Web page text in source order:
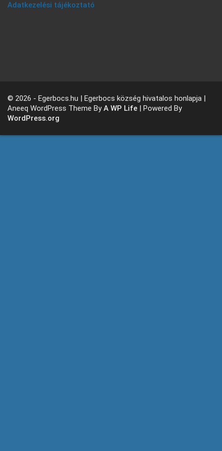
Adatkezelési tájékoztató
© 2026 - Egerbocs.hu | Egerbocs község hivatalos honlapja |
Aneeq WordPress Theme ByA WP Life | Powered By
WordPress.org